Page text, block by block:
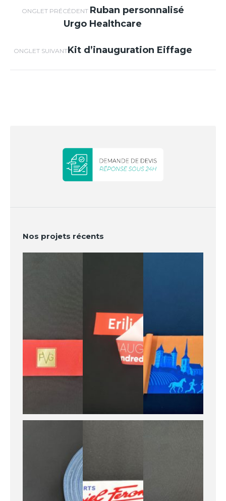
Navigation de
commentaire
ONGLET PRÉCÉDENT Onglet
précédent
Ruban personnalisé
Urgo Healthcare
ONGLET SUIVANTProjets
Kit d’inauguration Eiffage
Nos projets récents